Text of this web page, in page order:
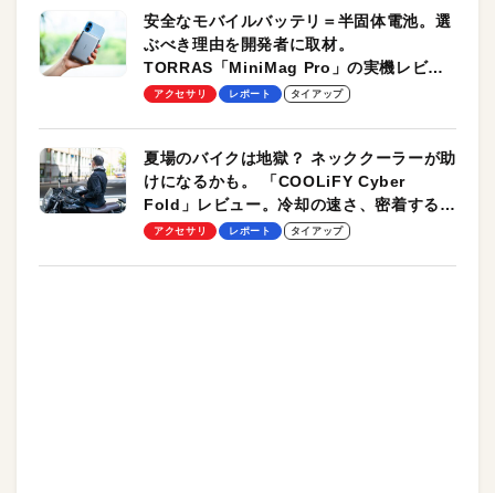
安全なモバイルバッテリ＝半固体電池。選
ぶべき理由を開発者に取材。
TORRAS「MiniMag Pro」の実機レビュ
ーも
アクセサリ レポート タイアップ
夏場のバイクは地獄？ ネッククーラーが助
けになるかも。 「COOLiFY Cyber
Fold」レビュー。冷却の速さ、密着する冷
却プレート、シンプルな操作性がグッド！
アクセサリ レポート タイアップ